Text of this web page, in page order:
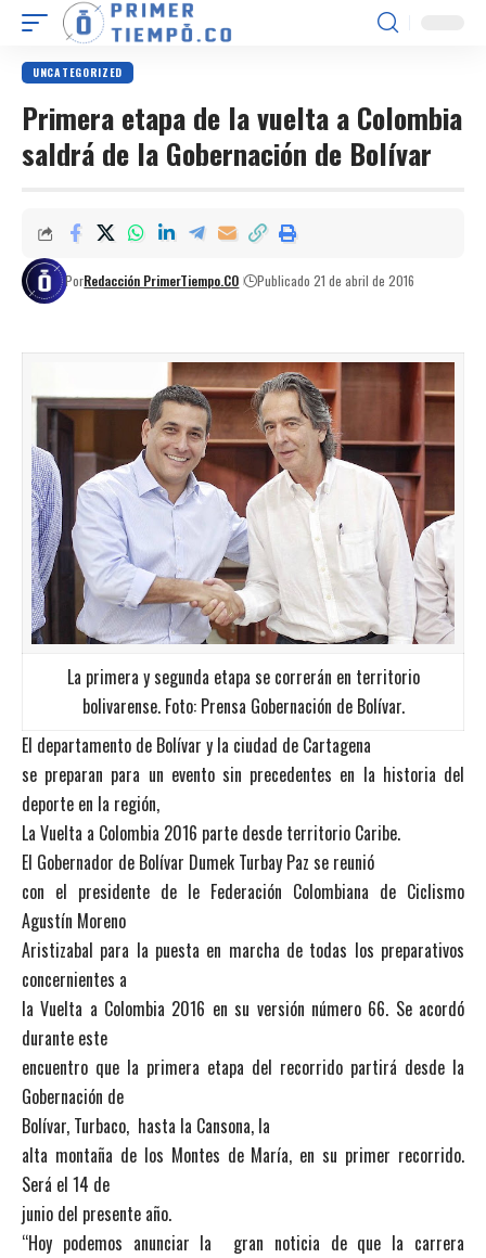
UNCATEGORIZED
Primera etapa de la vuelta a Colombia
saldrá de la Gobernación de Bolívar
PorRedacción PrimerTiempo.CO Publicado 21 de abril de 2016
La primera y segunda etapa se correrán en territorio
bolivarense. Foto: Prensa Gobernación de Bolívar.
El departamento de Bolívar y la ciudad de Cartagena
se preparan para un evento sin precedentes en la historia del
deporte en la región,
La Vuelta a Colombia 2016 parte desde territorio Caribe.
El Gobernador de Bolívar Dumek Turbay Paz se reunió
con el presidente de le Federación Colombiana de Ciclismo
Agustín Moreno
Aristizabal para la puesta en marcha de todas los preparativos
concernientes a
la Vuelta a Colombia 2016 en su versión número 66. Se acordó
durante este
encuentro que la primera etapa del recorrido partirá desde la
Gobernación de
Bolívar, Turbaco, hasta la Cansona, la
alta montaña de los Montes de María, en su primer recorrido.
Será el 14 de
junio del presente año.
“Hoy podemos anunciar la gran noticia de que la carrera